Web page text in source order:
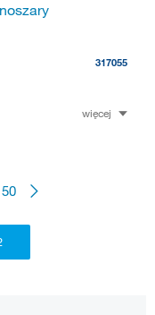
317055
więcej
50